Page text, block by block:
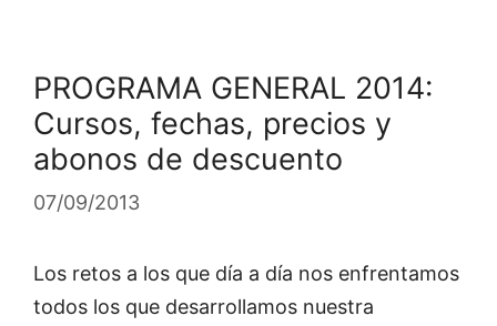
PROGRAMA GENERAL 2014:
Cursos, fechas, precios y
abonos de descuento
07/09/2013
Los retos a los que día a día nos enfrentamos
todos los que desarrollamos nuestra